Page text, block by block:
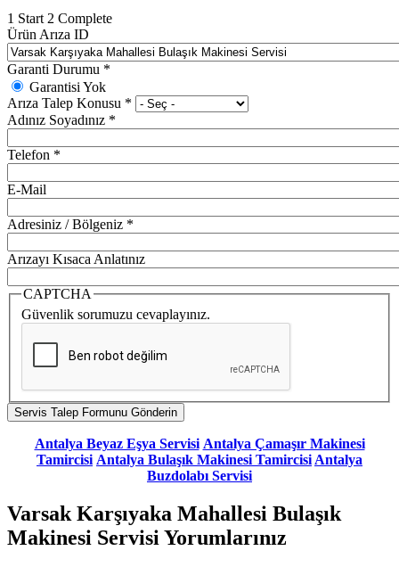
1 Start 2 Complete
Ürün Arıza ID
Garanti Durumu *
Garantisi Yok
Arıza Talep Konusu *
Adınız Soyadınız *
Telefon *
E-Mail
Adresiniz / Bölgeniz *
Arızayı Kısaca Anlatınız
CAPTCHA
Güvenlik sorumuzu cevaplayınız.
Antalya Beyaz Eşya Servisi Antalya Çamaşır Makinesi
Tamircisi Antalya Bulaşık Makinesi TamircisiAntalya
Buzdolabı Servisi
Varsak Karşıyaka Mahallesi Bulaşık
Makinesi Servisi Yorumlarınız